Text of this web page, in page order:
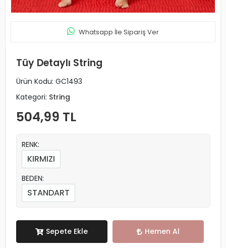
Whatsapp İle Sipariş Ver
Tüy Detaylı String
Ürün Kodu: GC1493
Kategori: String
504,99 TL
RENK:
KIRMIZI
BEDEN:
STANDART
Sepete Ekle Hemen Al